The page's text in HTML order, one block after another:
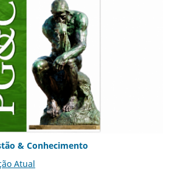
& Conhecimento
Atual